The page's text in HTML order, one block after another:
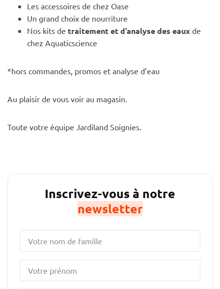
Les accessoires de chez Oase
Un grand choix de nourriture
Nos kits de traitement et d’analyse des eaux de
chez Aquaticscience
*hors commandes, promos et analyse d’eau
Au plaisir de vous voir au magasin.
Toute votre équipe Jardiland Soignies.
Inscrivez-vous à notre
newsletter